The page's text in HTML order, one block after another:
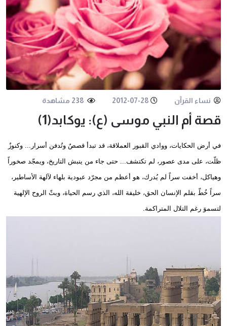
نساء القرآن 2012-07-28
قصة أم النبي موسى (ع): يوكابد(1)
في أرض الحكايات، ووادي القبور العملاقة، قد تبدأ قصصٌ وتُدفن أسرار... وكنوزٌ
ظلّت، على مدى عصور، لم تكتشف... حتى جاء من ينبش التاريخ، ويمجّد صخوراً
وهياكل، أخفت سراً لم يُدرك، هو أعظم من مجرّد عبودية بلهاء لآلهة الأساطير،
سراً خُطّ بقلم الإنسان الحق، خليفة الله، الذي رسم الحياة، وبثّ الروح الإلهية
لتسموَ رغم التلال المتراكمة.